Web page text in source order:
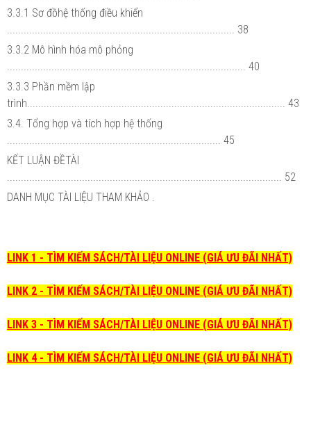
3.3.1 Sơ đồhệ thống điều khiển
.................................................................................. 38
3.3.2 Mô hình hóa mô phỏng
...................................................................................... 40
3.3.3 Phần mềm lập
trình............................................................................................. 43
3.4. Tổng hợp và tích hợp hệ thống
............................................................................. 45
KẾT LUẬN ĐỀTÀI
................................................................................................... 52
DANH MỤC TÀI LIỆU THAM KHẢO .
LINK 1 - TÌM KIẾM SÁCH/TÀI LIỆU ONLINE (GIÁ ƯU ĐÃI NHẤT)
LINK 2 - TÌM KIẾM SÁCH/TÀI LIỆU ONLINE (GIÁ ƯU ĐÃI NHẤT)
LINK 3 - TÌM KIẾM SÁCH/TÀI LIỆU ONLINE (GIÁ ƯU ĐÃI NHẤT)
LINK 4 - TÌM KIẾM SÁCH/TÀI LIỆU ONLINE (GIÁ ƯU ĐÃI NHẤT)